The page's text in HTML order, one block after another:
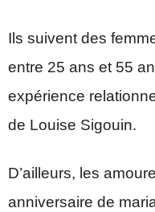
Ils suivent des
entre 25 ans et 55
expérience
de Louise Sigouin.
D’ailleurs, les
anniversaire de